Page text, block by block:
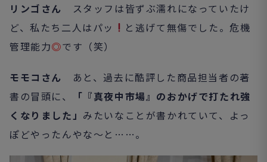
リンゴさん スタッフは皆ずぶ濡れになっていたけ
ど、私たち二人はパッ
と逃げて無傷でした。危機
管理能力◎です（笑）
モモコさん あと、過去に酷評した商品担当者の著
書の冒頭に、
「『真夜中市場』のおかげで打たれ強
くなりました」 みたいなことが書かれていて、よっ
ぽどやったんやな～と……。